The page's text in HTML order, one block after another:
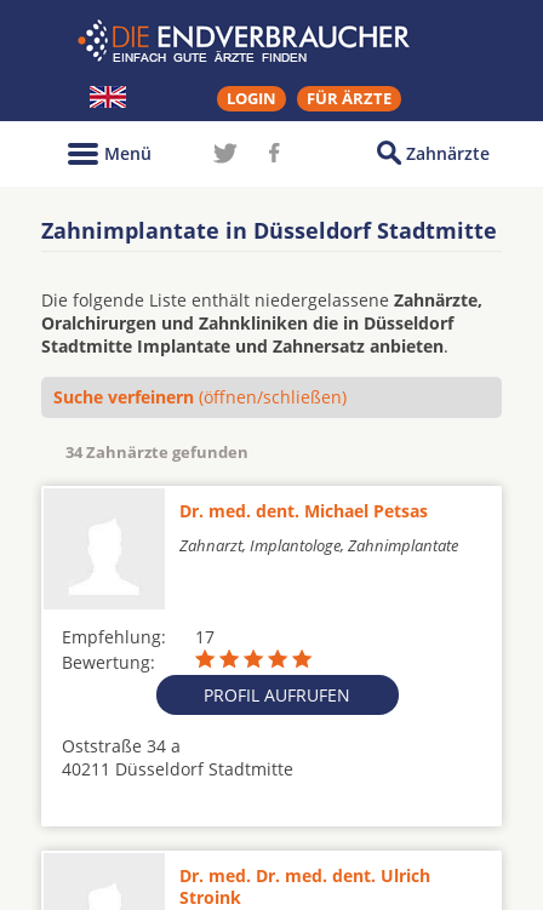
LOGIN FÜR ÄRZTE
Zahnärzte
Menü
Zahnimplantate in Düsseldorf Stadtmitte
Die folgende Liste enthält niedergelassene Zahnärzte,
Oralchirurgen und Zahnkliniken die in Düsseldorf
Stadtmitte Implantate und Zahnersatz anbieten.
Suche verfeinern (öffnen/schließen)
34 Zahnärzte gefunden
Dr. med. dent. Michael Petsas
Zahnarzt, Implantologe, Zahnimplantate
Empfehlung:
17
Bewertung:
PROFIL AUFRUFEN
Oststraße 34 a
40211 Düsseldorf Stadtmitte
Dr. med. Dr. med. dent. Ulrich
Stroink